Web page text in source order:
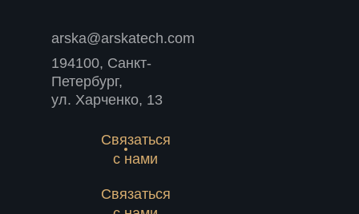
arska@arskatech.com
194100, Санкт-
Петербург,
ул. Харченко, 13
Связаться
с нами
Связаться